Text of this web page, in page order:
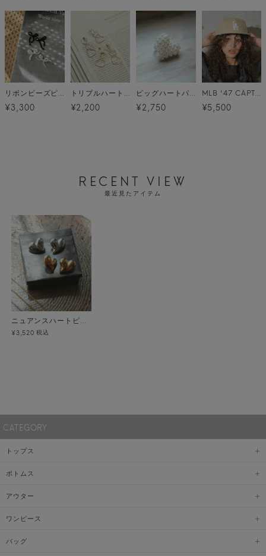
¥3,300 ¥2,200 ¥2,750 ¥5,500
RECENT VIEW
最近見たアイテム
ニュアンスハートピアス メール便
¥3,520 税込
CATEGORY
トップス
ボトムス
アウター
ワンピース
バッグ